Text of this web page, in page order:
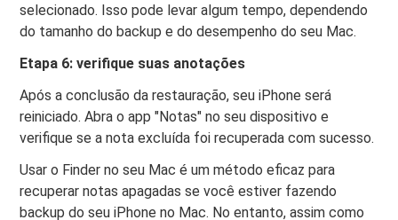
selecionado. Isso pode levar algum tempo, dependendo
do tamanho do backup e do desempenho do seu Mac.
Etapa 6: verifique suas anotações
Após a conclusão da restauração, seu iPhone será
reiniciado. Abra o app "Notas" no seu dispositivo e
verifique se a nota excluída foi recuperada com sucesso.
Usar o Finder no seu Mac é um método eficaz para
recuperar notas apagadas se você estiver fazendo
backup do seu iPhone no Mac. No entanto, assim como